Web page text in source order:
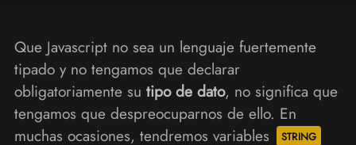
Que Javascript no sea un lenguaje fuertemente
tipado y no tengamos que declarar
obligatoriamente su tipo de dato, no significa que
tengamos que despreocuparnos de ello. En
muchas ocasiones, tendremos variables